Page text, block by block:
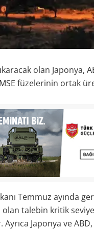
olan Japonya,
MSE füzelerinin ortak
Temmuz ayında
talebin kritik
Ayrıca Japonya ve